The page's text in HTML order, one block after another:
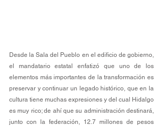
Desde la Sala del Pueblo en el edificio de gobierno,
el mandatario estatal enfatizó que uno de los
elementos más importantes de la transformación es
preservar y continuar un legado histórico, que en la
cultura tiene muchas expresiones y del cual Hidalgo
es muy rico; de ahí que su administración destinará,
junto con la federación, 12.7 millones de pesos